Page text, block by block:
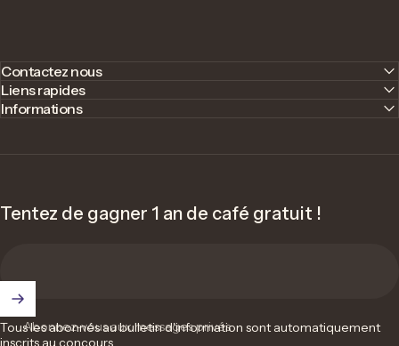
Contactez nous
Liens rapides
Informations
Tentez de gagner 1 an de café gratuit !
Abonnez-vous aux messages privés
Tous les abonnés au bulletin d'information sont automatiquement
inscrits au concours.